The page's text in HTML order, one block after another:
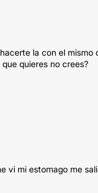
la con el
quieres no crees?
vi mi estomago me